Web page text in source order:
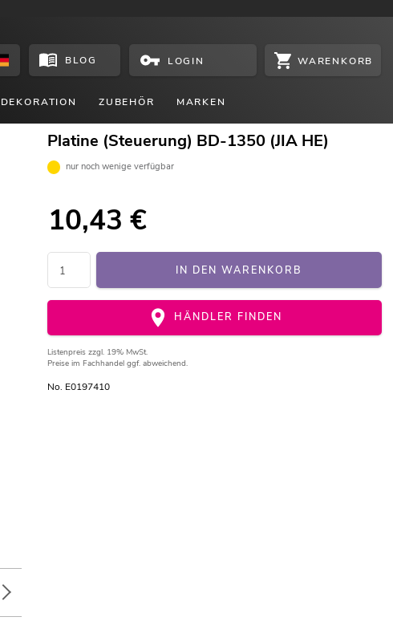
BLOG LOGIN WARENKORB
DEKORATION ZUBEHÖR MARKEN
Platine (Steuerung) BD-1350 (JIA HE)
nur noch wenige verfügbar
10,43 €
IN DEN WARENKORB
HÄNDLER FINDEN
Listenpreis zzgl. 19% MwSt.
Preise im Fachhandel ggf. abweichend.
No. E0197410